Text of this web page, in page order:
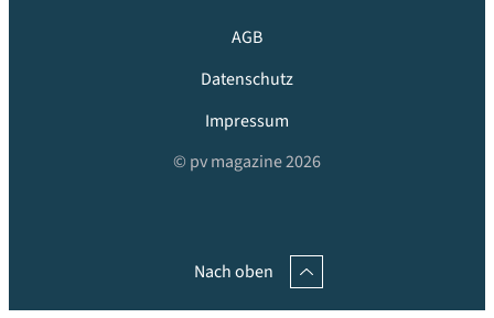
AGB
Datenschutz
Impressum
© pv magazine 2026
Nach oben